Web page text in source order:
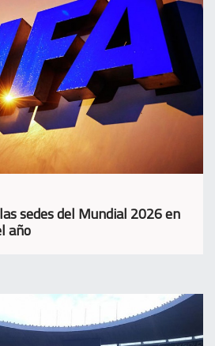
sedes del Mundial 2026 en
año